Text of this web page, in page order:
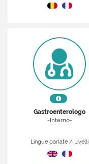
Gastroenterologo
-Interno-
Lingue parlate / Livelli